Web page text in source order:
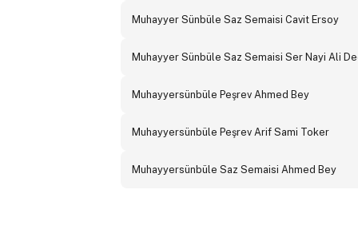
Muhayyer Sünbüle Saz Semaisi Cavit Ersoy
Muhayyer Sünbüle Saz Semaisi Ser Nayi Ali
Muhayyersünbüle Peşrev Ahmed Bey
Muhayyersünbüle Peşrev Arif Sami Toker
Muhayyersünbüle Saz Semaisi Ahmed Bey